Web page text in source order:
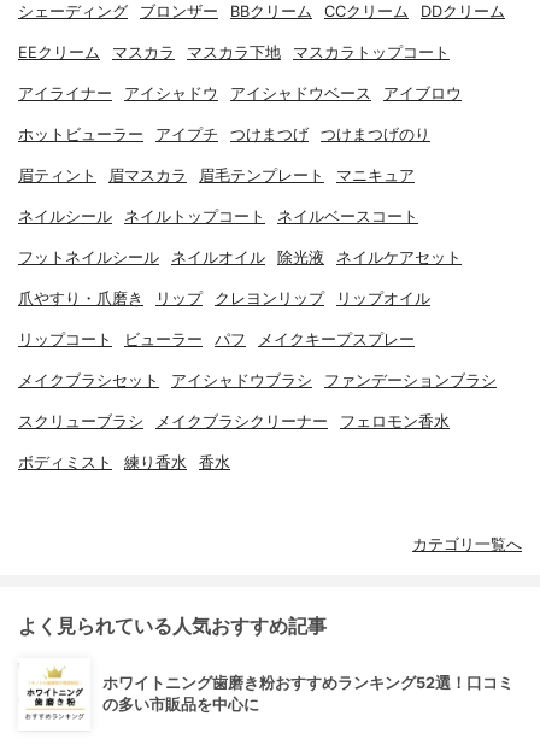
シェーディング ブロンザー BBクリーム CCクリーム DDクリーム
EEクリーム マスカラ マスカラ下地 マスカラトップコート
アイライナー アイシャドウ アイシャドウベース アイブロウ
ホットビューラー アイプチ つけまつげ つけまつげのり
眉ティント 眉マスカラ 眉毛テンプレート マニキュア
ネイルシール ネイルトップコート ネイルベースコート
フットネイルシール ネイルオイル 除光液 ネイルケアセット
爪やすり・爪磨き リップ クレヨンリップ リップオイル
リップコート ビューラー パフ メイクキープスプレー
メイクブラシセット アイシャドウブラシ ファンデーションブラシ
スクリューブラシ メイクブラシクリーナー フェロモン香水
ボディミスト 練り香水 香水
カテゴリ一覧へ
よく見られている人気おすすめ記事
ホワイトニング歯磨き粉おすすめランキング52選！口コミ
の多い市販品を中心に